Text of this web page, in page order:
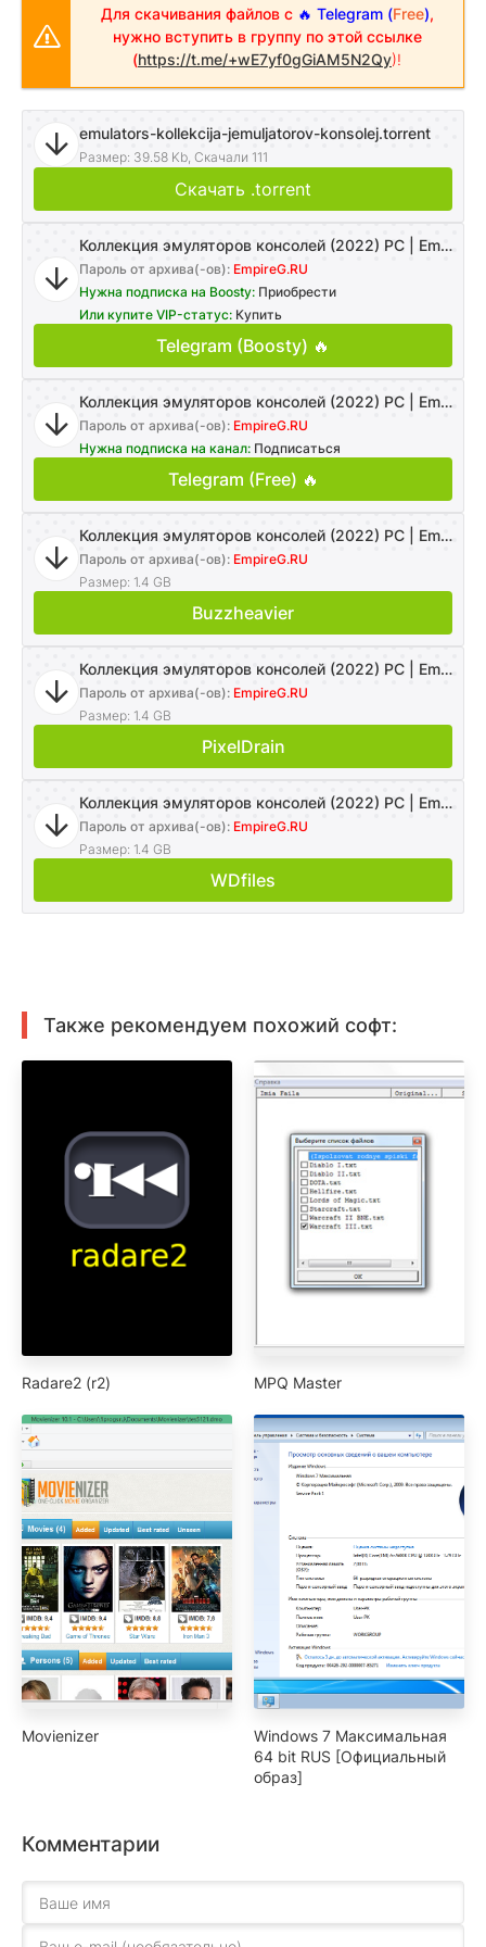
Для скачивания файлов с 🔥 Telegram (Free),
нужно вступить в группу по этой ссылке
(https://t.me/+wE7yf0gGiAM5N2Qy)!
emulators-kollekcija-jemuljatorov-konsolej.torrent
Размер: 39.58 Kb, Скачали 111
Скачать .torrent
Коллекция эмуляторов консолей (2022) PC |
Пароль от архива(-ов): EmpireG.RU
Нужна подписка на Boosty: Приобрести
Или купите VIP-статус: Купить
Telegram (Boosty) 🔥
Коллекция эмуляторов консолей (2022) PC |
Пароль от архива(-ов): EmpireG.RU
Нужна подписка на канал: Подписаться
Telegram (Free) 🔥
Коллекция эмуляторов консолей (2022) PC |
Пароль от архива(-ов): EmpireG.RU
Размер: 1.4 GB
Buzzheavier
Коллекция эмуляторов консолей (2022) PC |
Пароль от архива(-ов): EmpireG.RU
Размер: 1.4 GB
PixelDrain
Коллекция эмуляторов консолей (2022) PC |
Пароль от архива(-ов): EmpireG.RU
Размер: 1.4 GB
WDfiles
Также рекомендуем похожий софт:
Radare2 (r2) MPQ Master
Movienizer
Windows 7 Максимальная
64 bit RUS [Официальный
образ]
Комментарии